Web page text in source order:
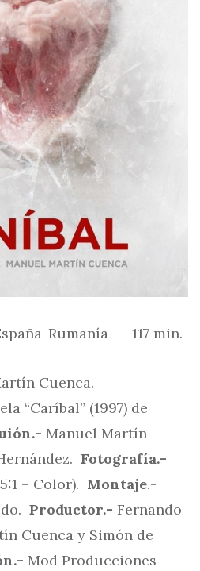
Rumanía 117 min.
Cuenca.
“Caríbal” (1997) de
Manuel Martín
Fotografía.-
– Color). Montaje.-
Productor.- Fernando
Cuenca y Simón de
Mod Producciones –